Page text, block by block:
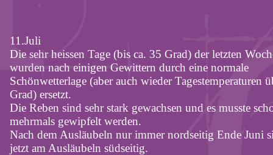
11.Juli
Die sehr heissen Tage (bis ca. 35 Grad) der letzten
wurden nach einigen Gewittern durch eine normale
Schönwetterlage (aber auch wieder Tagestemperaturen
Grad) ersetzt.
Die Reben sind sehr stark gewachsen und es musste
mehrmals gewipfelt werden.
Nach dem Ausläubeln nur immer nordseitig Ende Juni
jetzt am Ausläubeln südseitig.